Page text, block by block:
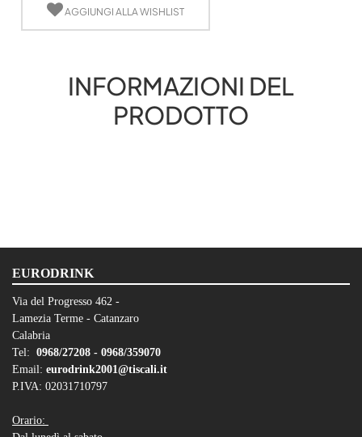
AGGIUNGI ALLA WISHLIST
INFORMAZIONI DEL
PRODOTTO
EURODRINK
Via del Progresso 462 -
Lamezia Terme - Catanzaro
Calabria
Tel: 0968/27208 - 0968/359070
Email: eurodrink2001@tiscali.it
P.IVA: 02031710797
Orario: